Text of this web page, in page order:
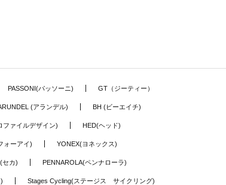
PASSONI(パッソーニ) GT（ジーティー）
(アランデル) BH (ビーエイチ)
ファイルデザイン) HED(ヘッド)
ォーアイ) YONEX(ヨネックス)
セカ) PENNAROLA(ペンナローラ)
Stages Cycling(ステージス サイクリング)